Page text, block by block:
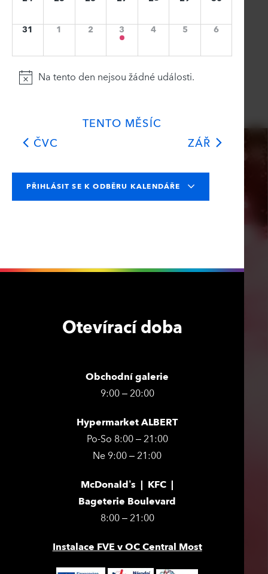
,31 ,1 ,2
1
akce,
3 ,4 ,5 ,6
Na tento den nejsou žádné události.
ČVC
TENTO MĚSÍC
ZÁŘ
PŘIHLÁSIT SE K ODBĚRU KALENDÁŘE
Otevírací doba
Obchodní galerie
9:00 – 20:00
Hypermarket ALBERT
Po-So 8:00 – 21:00
Ne 9:00 – 21:00
McDonald’s | KFC |
Bageterie Boulevard
8:00 – 21:00
Instalace FVE v OC Central Most